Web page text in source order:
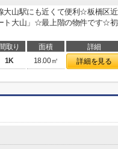
大山駅にも近くて便利☆板橋区
ト大山」☆最上階の物件です☆
間取り 面積 詳細
1K 18.00㎡ 詳細を見る